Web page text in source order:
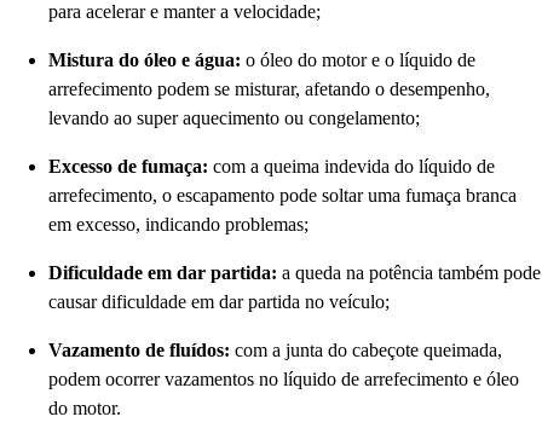
para acelerar e manter a velocidade;
Mistura do óleo e água: o óleo do motor e o líquido de
arrefecimento podem se misturar, afetando o desempenho,
levando ao super aquecimento ou congelamento;
Excesso de fumaça: com a queima indevida do líquido de
arrefecimento, o escapamento pode soltar uma fumaça branca
em excesso, indicando problemas;
Dificuldade em dar partida: a queda na potência também pode
causar dificuldade em dar partida no veículo;
Vazamento de fluídos: com a junta do cabeçote queimada,
podem ocorrer vazamentos no líquido de arrefecimento e óleo
do motor.